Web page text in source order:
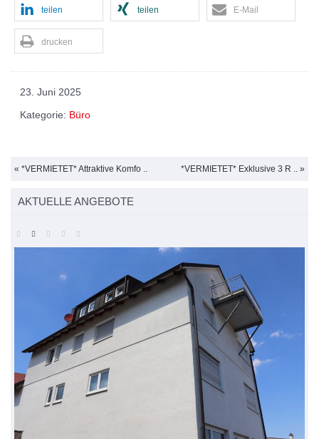
teilen teilen E-Mail
drucken
23. Juni 2025
Kategorie: Büro
« *VERMIETET* Attraktive Komfo .. *VERMIETET* Exklusive 3 R .. »
AKTUELLE ANGEBOTE